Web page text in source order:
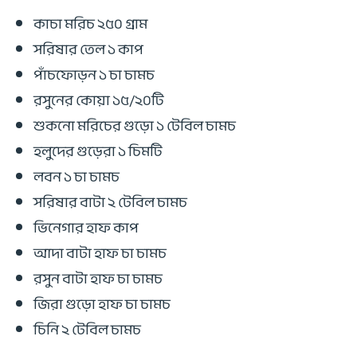
কাচা মরিচ ২৫০ গ্রাম
সরিষার তেল ১ কাপ
পাঁচফোড়ন ১ চা চামচ
রসুনের কোয়া ১৫/২০টি
শুকনো মরিচের গুড়ো ১ টেবিল চামচ
হলুদের ‍গুড়েরা ১ চিমটি
লবন ১ চা চামচ
সরিষার বাটা ২ টেবিল চামচ
ভিনেগার হাফ কাপ
আদা বাটা হাফ চা চামচ
রসুন বাটা হাফ চা চামচ
জিরা গুড়ো হাফ চা চামচ
চিনি ২ টেবিল চামচ